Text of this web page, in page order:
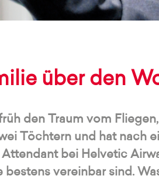
über den
den Traum vom
Töchtern und hat nach
bei Helvetic
bestens vereinbar sind.